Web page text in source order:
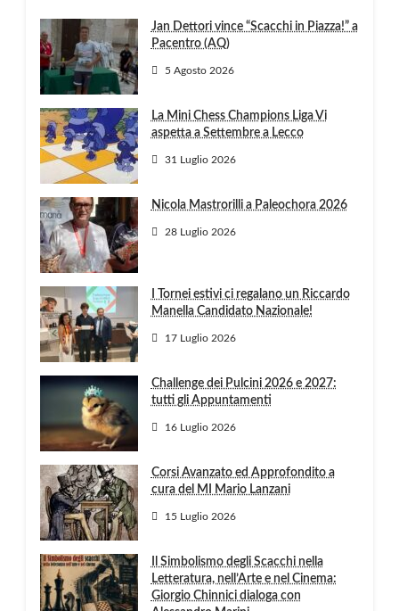
Jan Dettori vince “Scacchi in Piazza!” a
Pacentro (AQ)
5 Agosto 2026
La Mini Chess Champions Liga Vi
aspetta a Settembre a Lecco
31 Luglio 2026
Nicola Mastrorilli a Paleochora 2026
28 Luglio 2026
I Tornei estivi ci regalano un Riccardo
Manella Candidato Nazionale!
17 Luglio 2026
Challenge dei Pulcini 2026 e 2027:
tutti gli Appuntamenti
16 Luglio 2026
Corsi Avanzato ed Approfondito a
cura del MI Mario Lanzani
15 Luglio 2026
Il Simbolismo degli Scacchi nella
Letteratura, nell’Arte e nel Cinema:
Giorgio Chinnici dialoga con